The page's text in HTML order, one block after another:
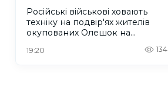
Російські військові ховають
техніку на подвір'ях жителів
окупованих Олешок на
19:20 134